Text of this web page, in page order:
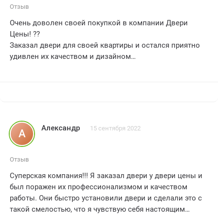
Отзыв
Очень доволен своей покупкой в компании Двери
Цены! ??
Заказал двери для своей квартиры и остался приятно
удивлен их качеством и дизайном
Компания Двери Цены оказалась надежным партнером
и сделала все, чтобы мой заказ был выполнен
оперативно и качественно
⏱️✨
отличным инвестиционным решением для моего дома
??
Я очень доволен и рекомендую всем эту компанию! ??
А Александр 15 сентября 2022
Отзыв
Суперская компания!!! Я заказал двери у двери цены и
был поражен их профессионализмом и качеством
работы. Они быстро установили двери и сделали это с
такой смелостью, что я чувствую себя настоящим